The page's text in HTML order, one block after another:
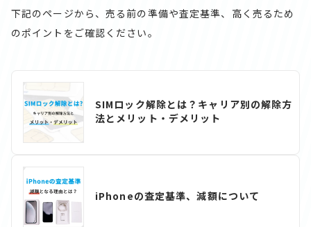
下記のページから、売る前の準備や査定基準、高く売るため
のポイントをご確認ください。
SIMロック解除とは？キャリア別の解除方
法とメリット・デメリット
iPhoneの査定基準、減額について